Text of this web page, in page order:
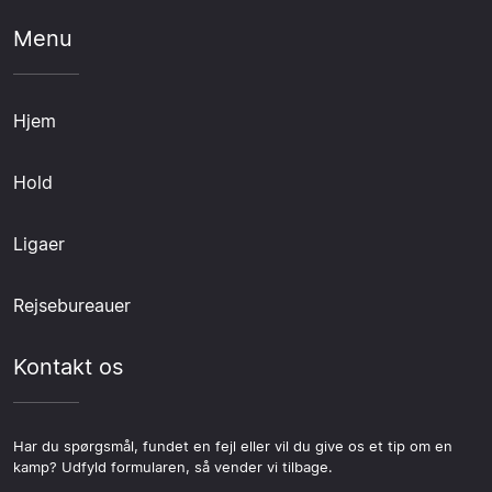
Menu
Hjem
Hold
Ligaer
Rejsebureauer
Kontakt os
Har du spørgsmål, fundet en fejl eller vil du give os et tip om en
kamp? Udfyld formularen, så vender vi tilbage.